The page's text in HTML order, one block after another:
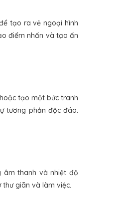
tạo ra vẻ ngoại hình
điểm nhấn và tạo ấn
tạo một bức tranh
tương phản độc đáo.
âm thanh và nhiệt độ
giãn và làm việc.